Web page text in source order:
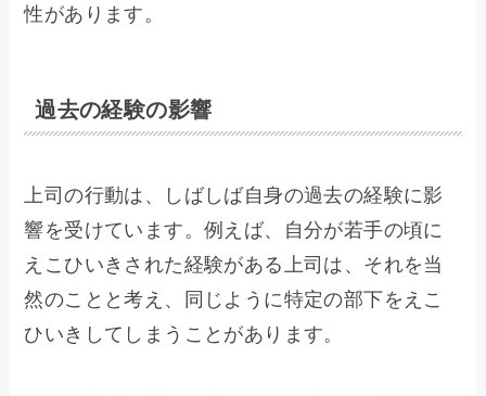
性があります。
過去の経験の影響
上司の行動は、しばしば自身の過去の経験に影
響を受けています。例えば、自分が若手の頃に
えこひいきされた経験がある上司は、それを当
然のことと考え、同じように特定の部下をえこ
ひいきしてしまうことがあります。